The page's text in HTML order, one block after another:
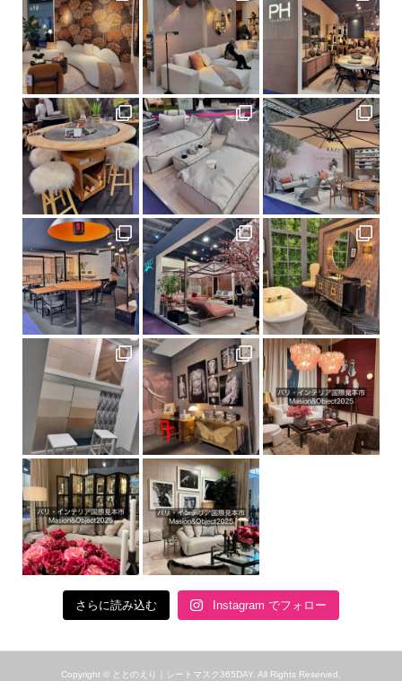
さらに読み込む Instagram でフォロー
Copyright © ととのえり｜シートマスク365DAY. All Rights Reserved.